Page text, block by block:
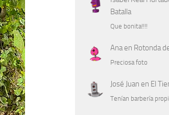
Batalla
Que bonita!!!!
Anaen Rotonda
Preciosa foto
José Juan en El
Tenían barbería